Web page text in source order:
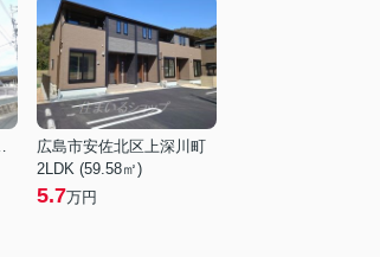
９丁目
広島市安佐北区上深川町
2LDK (59.58㎡)
5.7万円